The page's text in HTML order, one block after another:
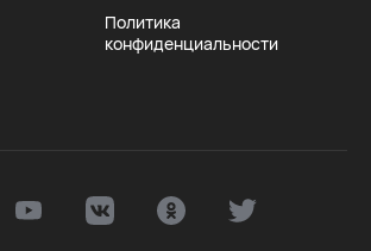
Политика
конфиденциальности